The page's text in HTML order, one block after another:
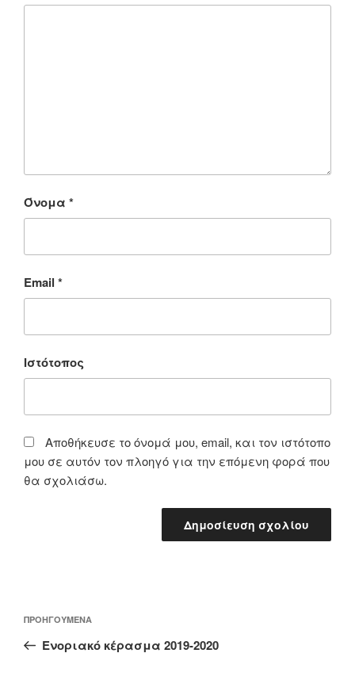
Όνομα *
Email *
Ιστότοπος
Αποθήκευσε το όνομά μου, email, και τον ιστότοπο
μου σε αυτόν τον πλοηγό για την επόμενη φορά που
θα σχολιάσω.
άρθρων
Προηγούμενο
άρθρο
ΠΡΟΗΓΟΎΜΕΝΑ
Ενοριακό κέρασμα 2019-2020